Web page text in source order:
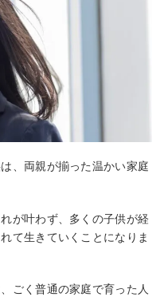
、両親が揃った温かい家庭
が叶わず、多くの子供が経
て生きていくことになりま
ごく普通の家庭で育った人